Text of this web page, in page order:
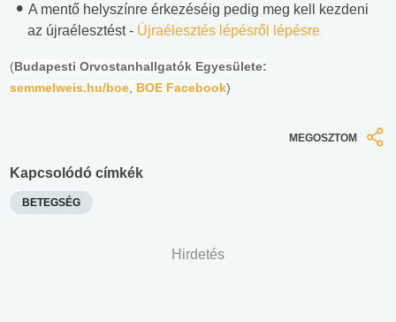
A mentő helyszínre érkezéséig pedig meg kell kezdeni
az újraélesztést - Újraélesztés lépésről lépésre
(Budapesti Orvostanhallgatók Egyesülete:
semmelweis.hu/boe BOE Facebook)
MEGOSZTOM
Kapcsolódó címkék
BETEGSÉG
Hirdetés